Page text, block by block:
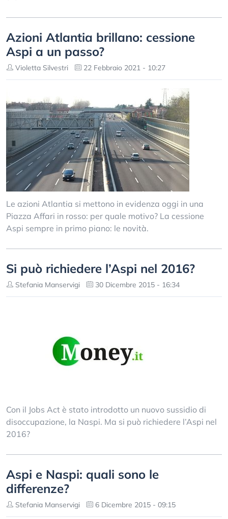
Azioni Atlantia brillano: cessione
Aspi a un passo?
Violetta Silvestri 22 Febbraio 2021 - 10:27
Le azioni Atlantia si mettono in evidenza oggi in una
Piazza Affari in rosso: per quale motivo? La cessione
Aspi sempre in primo piano: le novità.
Si può richiedere l’Aspi nel 2016?
Stefania Manservigi 30 Dicembre 2015 - 16:34
Con il Jobs Act è stato introdotto un nuovo sussidio di
disoccupazione, la Naspi. Ma si può richiedere l’Aspi nel
2016?
Aspi e Naspi: quali sono le
differenze?
Stefania Manservigi 6 Dicembre 2015 - 09:15